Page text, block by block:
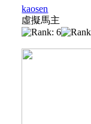
kaosen
虛擬馬主